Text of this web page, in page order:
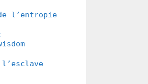
l’entropie
l’esclave